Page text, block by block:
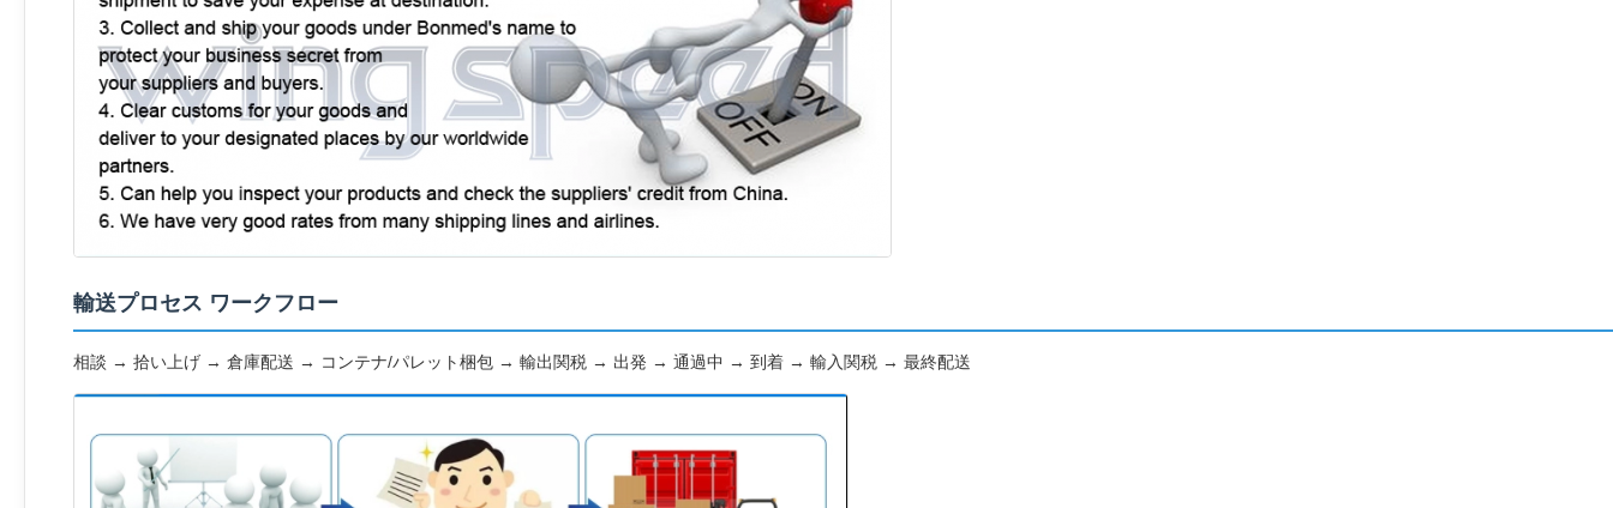
輸送プロセス ワークフロー
相談 → 拾い上げ → 倉庫配送 → コンテナ/パレット梱包 → 輸出関税 → 出発 → 通過中 → 到着 → 輸入関税 → 最終配送